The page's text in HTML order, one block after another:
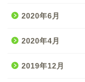
2020年6月
2020年4月
2019年12月